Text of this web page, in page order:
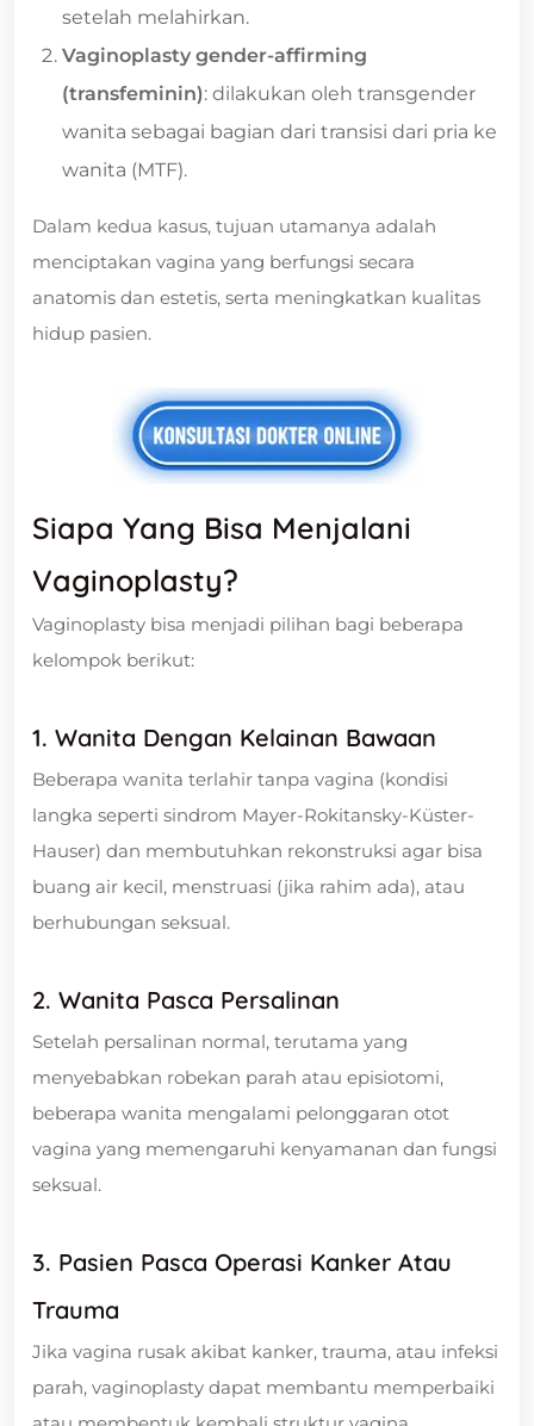
setelah melahirkan.
Vaginoplasty gender-affirming
(transfeminin): dilakukan oleh transgender
wanita sebagai bagian dari transisi dari pria ke
wanita (MTF).
Dalam kedua kasus, tujuan utamanya adalah
menciptakan vagina yang berfungsi secara
anatomis dan estetis, serta meningkatkan kualitas
hidup pasien.
Siapa Yang Bisa Menjalani
Vaginoplasty?
Vaginoplasty bisa menjadi pilihan bagi beberapa
kelompok berikut:
1. Wanita Dengan Kelainan Bawaan
Beberapa wanita terlahir tanpa vagina (kondisi
langka seperti sindrom Mayer-Rokitansky-Küster-
Hauser) dan membutuhkan rekonstruksi agar bisa
buang air kecil, menstruasi (jika rahim ada), atau
berhubungan seksual.
2. Wanita Pasca Persalinan
Setelah persalinan normal, terutama yang
menyebabkan robekan parah atau episiotomi,
beberapa wanita mengalami pelonggaran otot
vagina yang memengaruhi kenyamanan dan fungsi
seksual.
3. Pasien Pasca Operasi Kanker Atau
Trauma
Jika vagina rusak akibat kanker, trauma, atau infeksi
parah, vaginoplasty dapat membantu memperbaiki